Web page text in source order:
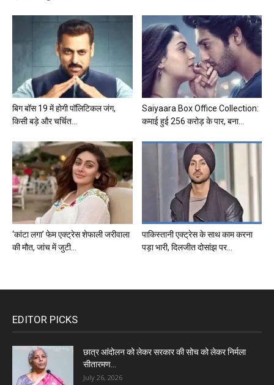
बिग बॉस 19 में होगी पॉलिटिकल जंग,
किसी बड़े और चर्चित...
Saiyaara Box Office Collection:
कमाई हुई 256 करोड़ के पार, बना...
‘कांटा लगा’ फेम एक्ट्रेस शेफाली जरीवाला
की मौत, जांच में जुटी...
पाकिस्तानी एक्ट्रेस के साथ काम करना
पड़ा भारी, दिलजीत दोसांझ पर...
EDITOR PICKS
छात्र आंदोलन को लेकर सरकार की सोच को लेकर निर्मला
सीतारमण...
July 26, 2026